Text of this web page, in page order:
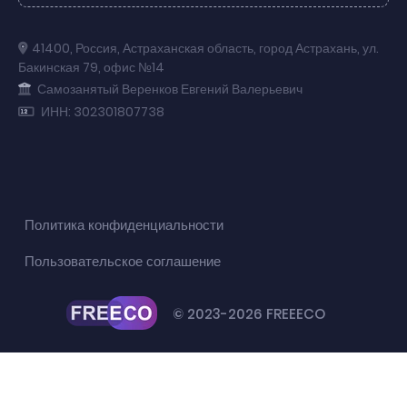
41400, Россия, Астраханская область, город Астрахань, ул.
Бакинская 79, офис №14
Самозанятый Веренков Евгений Валерьевич
ИНН: 302301807738
© 2023-2026 FREEECO
Политика конфиденциальности
Пользовательское соглашение